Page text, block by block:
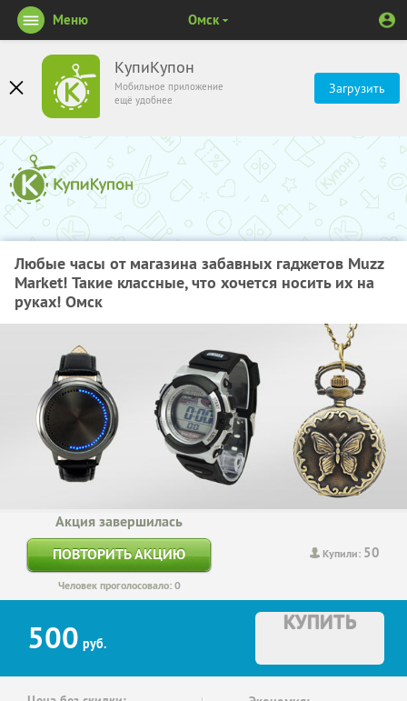
КупиКупон
Мобильное приложение
ещё удобнее
Загрузить
Меню Омск
Любые часы от магазина забавных гаджетов Muzz
Market! Такие классные, что хочется носить их на
руках! Омск
Купили: 50
Акция завершилась
ПОВТОРИТЬ АКЦИЮ
Человек проголосовало: 0
500 руб.
КУПИТЬ